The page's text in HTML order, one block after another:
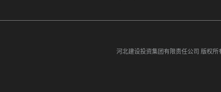
河北建设投资集团有限责任公司 版权所